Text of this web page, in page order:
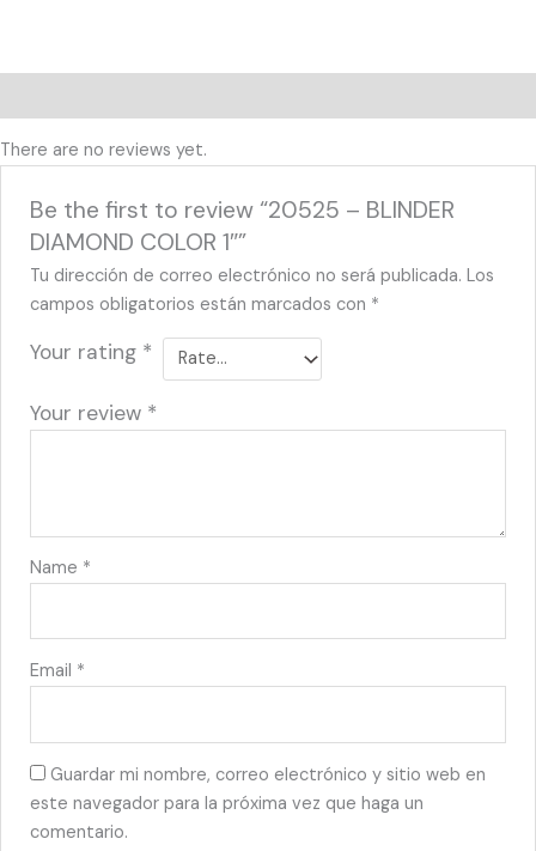
There are no reviews yet.
Be the first to review “20525 – BLINDER
DIAMOND COLOR 1″”
Tu dirección de correo electrónico no será publicada. Los
campos obligatorios están marcados con *
Your rating *
Your review *
Name *
Email *
Guardar mi nombre, correo electrónico y sitio web en
este navegador para la próxima vez que haga un
comentario.